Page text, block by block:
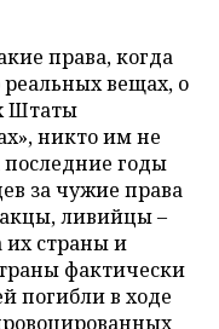
права, когда
реальных вещах, о
Штаты
никто им не
последние годы
за чужие права
ливийцы –
их страны и
фактически
погибли в ходе